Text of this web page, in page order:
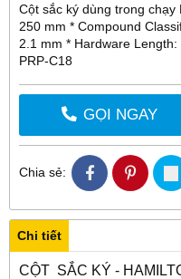
Cột sắc ký dùng trong chạy
250 mm * Compound
2.1 mm * Hardware
PRP-C18
GỌI NGAY
Chia sẻ:
Chi tiết
CỘT SẮC KÝ -